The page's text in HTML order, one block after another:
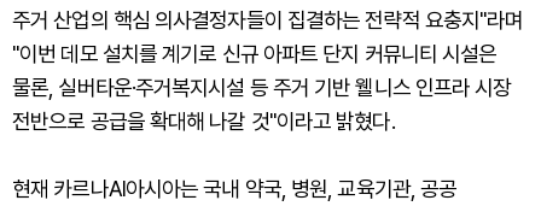
주거 산업의 핵심 의사결정자들이 집결하는 전략적 요충지"라며
"이번 데모 설치를 계기로 신규 아파트 단지 커뮤니티 시설은
물론, 실버타운·주거복지시설 등 주거 기반 웰니스 인프라 시장
전반으로 공급을 확대해 나갈 것"이라고 밝혔다.
현재 카르나AI아시아는 국내 약국, 병원, 교육기관, 공공